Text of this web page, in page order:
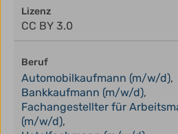
Lizenz
CC BY 3.0
Beruf
Automobilkaufmann (m/w/d),
Bankkaufmann (m/w/d),
Fachangestellter für
(m/w/d),